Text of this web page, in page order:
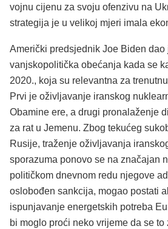
vojnu cijenu za svoju ofenzivu na
strategija je u velikoj mjeri imala
Američki predsjednik Joe Biden dao
vanjskopolitička obećanja kada se
2020., koja su relevantna za
Prvi je oživljavanje iranskog
Obamine ere, a drugi pronalaženje
za rat u Jemenu. Zbog tekućeg
Rusije, traženje oživljavanja
sporazuma ponovo se na značajan
političkom dnevnom redu njegove
oslobođen sankcija, mogao postati
ispunjavanje energetskih potreba
bi moglo proći neko vrijeme da se to